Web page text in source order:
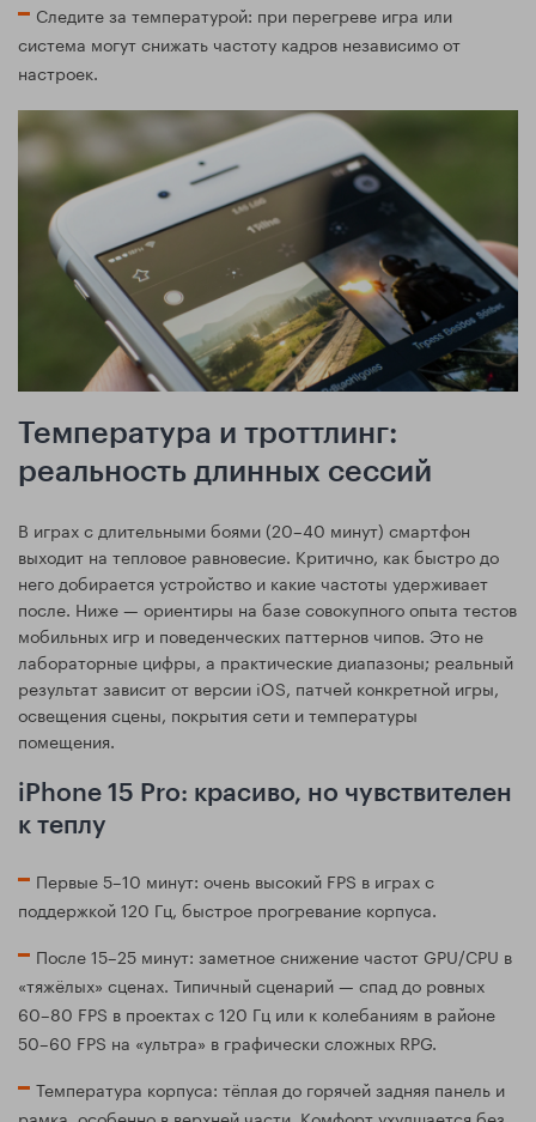
Следите за температурой: при перегреве игра или
система могут снижать частоту кадров независимо от
настроек.
Температура и троттлинг:
реальность длинных сессий
В играх с длительными боями (20–40 минут) смартфон
выходит на тепловое равновесие. Критично, как быстро до
него добирается устройство и какие частоты удерживает
после. Ниже — ориентиры на базе совокупного опыта тестов
мобильных игр и поведенческих паттернов чипов. Это не
лабораторные цифры, а практические диапазоны; реальный
результат зависит от версии iOS, патчей конкретной игры,
освещения сцены, покрытия сети и температуры
помещения.
iPhone 15 Pro: красиво, но чувствителен
к теплу
Первые 5–10 минут: очень высокий FPS в играх с
поддержкой 120 Гц, быстрое прогревание корпуса.
После 15–25 минут: заметное снижение частот GPU/CPU в
«тяжёлых» сценах. Типичный сценарий — спад до ровных
60–80 FPS в проектах с 120 Гц или к колебаниям в районе
50–60 FPS на «ультра» в графически сложных RPG.
Температура корпуса: тёплая до горячей задняя панель и